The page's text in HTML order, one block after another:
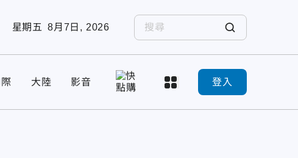
星期五 8月7日, 2026
大陸 影音 登入